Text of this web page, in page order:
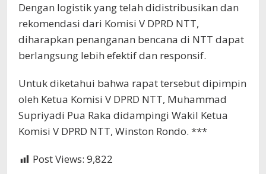
Dengan logistik yang telah didistribusikan dan
rekomendasi dari Komisi V DPRD NTT,
diharapkan penanganan bencana di NTT dapat
berlangsung lebih efektif dan responsif.
Untuk diketahui bahwa rapat tersebut dipimpin
oleh Ketua Komisi V DPRD NTT, Muhammad
Supriyadi Pua Raka didampingi Wakil Ketua
Komisi V DPRD NTT, Winston Rondo. ***
Post Views: 9,822